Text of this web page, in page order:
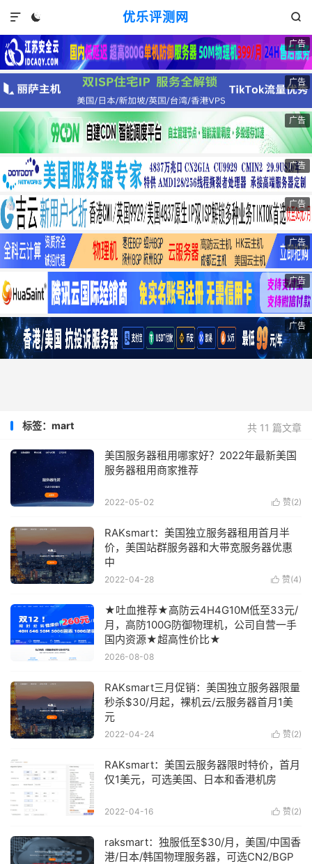
优乐评测网
 

广告
广告
广告
广告
广告
广告
广告
广告
共 11 篇文章
标签：mart
美国服务器租用哪家好？2022年最新美国
服务器租用商家推荐
 赞(2)
2022-05-02
RAKsmart：美国独立服务器租用首月半
价，美国站群服务器和大带宽服务器优惠
中
 赞(4)
2022-04-28
★吐血推荐★高防云4H4G10M低至33元/
月，高防100G防御物理机，公司自营一手
国内资源★超高性价比★
2026-08-08
RAKsmart三月促销：美国独立服务器限量
秒杀$30/月起，裸机云/云服务器首月1美
元
 赞(2)
2022-04-24
RAKsmart：美国云服务器限时特价，首月
仅1美元，可选美国、日本和香港机房
 赞(2)
2022-04-16
raksmart：独服低至$30/月，美国/中国香
港/日本/韩国物理服务器，可选CN2/BGP